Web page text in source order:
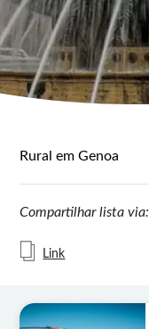
Rural em Genoa
Compartilhar lista via:
Link